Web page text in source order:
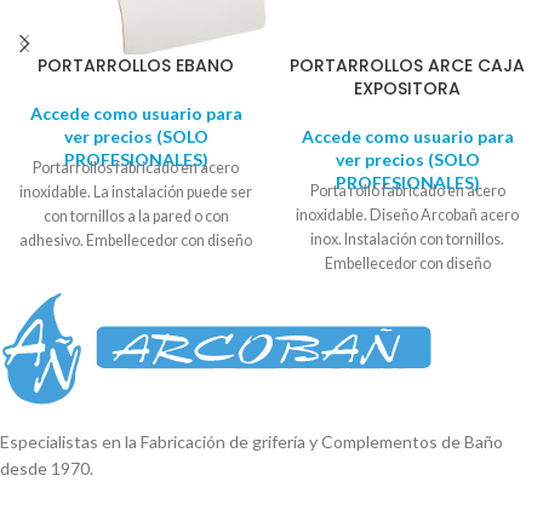
PORTARROLLOS EBANO
Accede como usuario para
ver precios (SOLO
PROFESIONALES)
Portarrollos fabricado en acero
inoxidable. La instalación puede ser
con tornillos a la pared o con
adhesivo. Embellecedor con diseño
expositora. Diámetro soporte: 5,5
PORTARROLLOS ARCE CAJA
EXPOSITORA
Accede como usuario para
ver precios (SOLO
PROFESIONALES)
Porta rollo fabricado en acero
inoxidable. Diseño Arcobañ acero
inox. Instalación con tornillos.
Embellecedor con diseño
5cm x 5cm Largo: 15cm
Reproductor
Especialistas en la Fabricación de grifería y Complementos de Baño
desde 1970.